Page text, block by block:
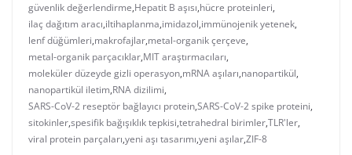
güvenlik değerlendirme,Hepatit B aşısı,hücre proteinleri,
ilaç dağıtım aracı,iltihaplanma,imidazol,immünojenik yetenek,
lenf düğümleri,makrofajlar,metal-organik çerçeve,
metal-organik parçacıklar,MIT araştırmacıları,
moleküler düzeyde gizli operasyon,mRNA aşıları,nanopartikül,
nanopartikül iletim,RNA dizilimi,
SARS-CoV-2 reseptör bağlayıcı protein,SARS-CoV-2 spike proteini,
sitokinler,spesifik bağışıklık tepkisi,tetrahedral birimler,TLR'ler,
viral protein parçaları,yeni aşı tasarımı,yeni aşılar,ZIF-8